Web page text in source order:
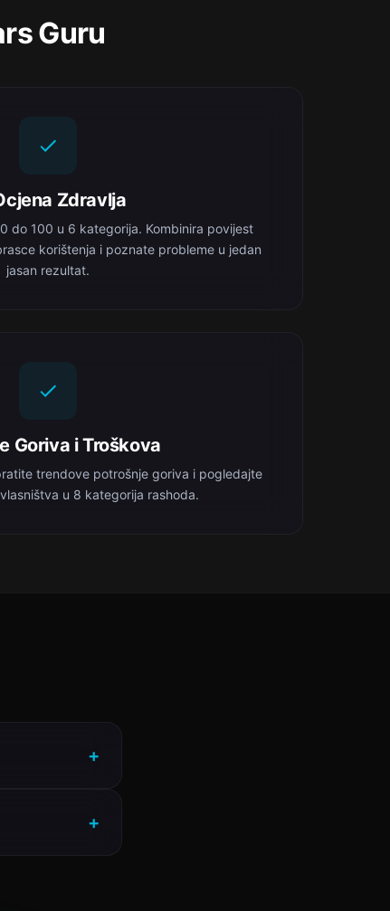
Guru
Zdravlja
do 100 u 6 kategorija. Kombinira povijest
korištenja i poznate probleme u jedan
jasan rezultat.
Goriva i Troškova
trendove potrošnje goriva i pogledajte
u 8 kategorija rashoda.